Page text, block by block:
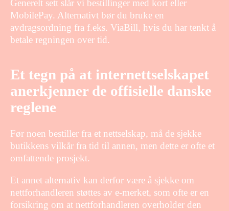
Generelt sett slår vi bestillinger med kort eller
MobilePay. Alternativt bør du bruke en
avdragsordning fra f.eks. ViaBill, hvis du har tenkt å
betale regningen over tid.
Et tegn på at internettselskapet
anerkjenner de offisielle danske
reglene
Før noen bestiller fra et nettselskap, må de sjekke
butikkens vilkår fra tid til annen, men dette er ofte et
omfattende prosjekt.
Et annet alternativ kan derfor være å sjekke om
nettforhandleren støttes av e-merket, som ofte er en
forsikring om at nettforhandleren overholder den